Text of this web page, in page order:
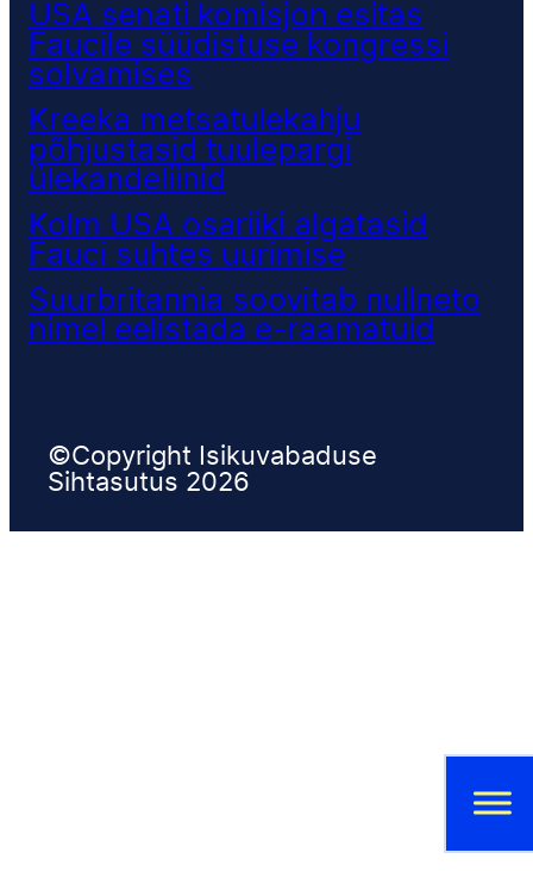
USA senati komisjon esitas
Faucile süüdistuse kongressi
solvamises
Kreeka metsatulekahju
põhjustasid tuulepargi
ülekandeliinid
Kolm USA osariiki algatasid
Fauci suhtes uurimise
Suurbritannia soovitab nullneto
nimel eelistada e-raamatuid
©Copyright Isikuvabaduse
Sihtasutus 2026